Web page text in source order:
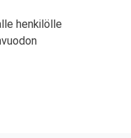
henkilölle